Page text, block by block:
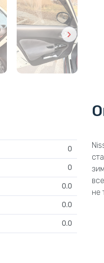
0
0
0.0
0.0
0.0
не